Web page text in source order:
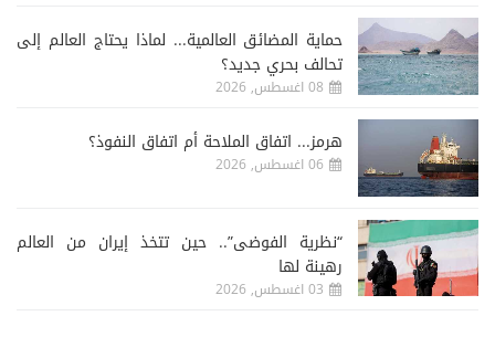
حماية المضائق العالمية... لماذا يحتاج العالم إلى
تحالف بحري جديد؟
08 اغسطس, 2026
هرمز... اتفاق الملاحة أم اتفاق النفوذ؟
06 اغسطس, 2026
“نظرية الفوضى”.. حين تتخذ إيران من العالم
رهينة لها
03 اغسطس, 2026